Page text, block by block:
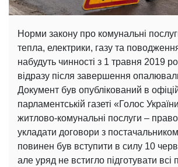
Норми закону про комунальні
тепла, електрики, газу та
набудуть чинності з 1 травня 2019
відразу після завершення
Документ був опублікований в
парламентській газеті «Голос
житлово-комунальні послуги –
укладати договори з
повинен був вступити в силу 10
але уряд не встигло підготувати всі